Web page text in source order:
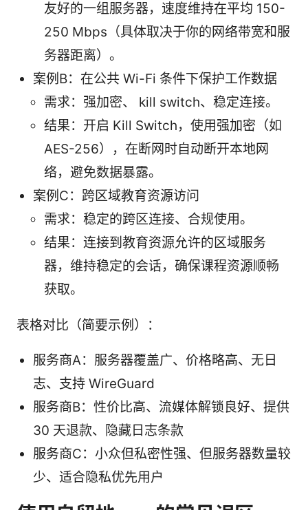
友好的一组服务器，速度维持在平均 150-
250 Mbps（具体取决于你的网络带宽和服
务器距离）。
案例B：在公共 Wi-Fi 条件下保护工作数据
需求：强加密、 kill switch、稳定连接。
结果：开启 Kill Switch，使用强加密（如
AES-256），在断网时自动断开本地网
络，避免数据暴露。
案例C：跨区域教育资源访问
需求：稳定的跨区连接、合规使用。
结果：连接到教育资源允许的区域服务
器，维持稳定的会话，确保课程资源顺畅
获取。
表格对比（简要示例）：
服务商A：服务器覆盖广、价格略高、无日
志、支持 WireGuard
服务商B：性价比高、流媒体解锁良好、提供
30 天退款、隐藏日志条款
服务商C：小众但私密性强、但服务器数量较
少、适合隐私优先用户